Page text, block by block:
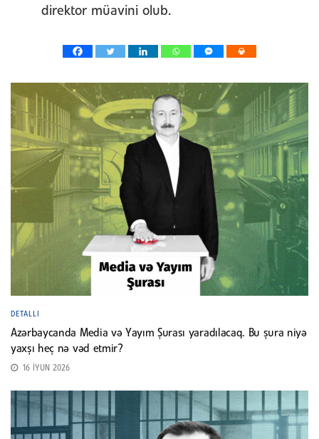
direktor müavini olub.
DETALLI
Azərbaycanda Media və Yayım Şurası yaradılacaq. Bu şura niyə
yaxşı heç nə vəd etmir?
16 İYUN 2026